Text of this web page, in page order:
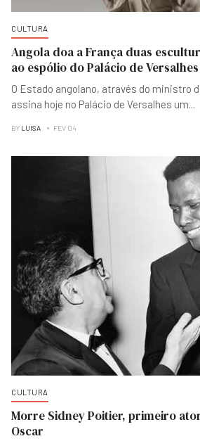
CULTURA
Angola doa a França duas
ao espólio do Palácio de Versalhes
O Estado angolano, através do ministro
assina hoje no Palácio de Versalhes um...
BY LUISA FEV 04
CULTURA
Morre Sidney Poitier, primeiro
Oscar